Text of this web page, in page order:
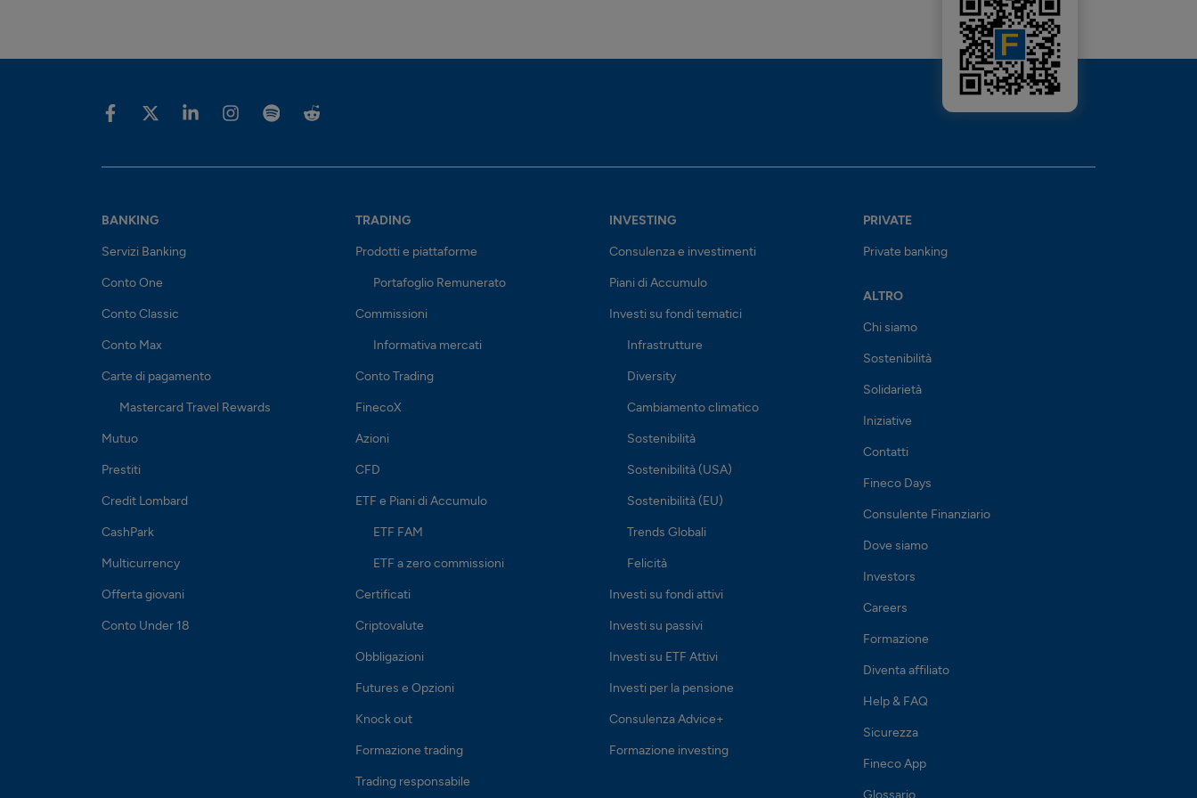
BANKING
Servizi Banking
Conto One
Conto Classic
Conto Max
Carte di pagamento
Mastercard Travel Rewards
Mutuo
Prestiti
Credit Lombard
CashPark
Multicurrency
Offerta giovani
Conto Under 18
TRADING
Prodotti e piattaforme
Portafoglio Remunerato
Commissioni
Informativa mercati
Conto Trading
FinecoX
Azioni
CFD
ETF e Piani di Accumulo
ETF FAM
ETF a zero commissioni
Certificati
Criptovalute
Obbligazioni
Futures e Opzioni
Knock out
Formazione trading
Trading responsabile
INVESTING
Consulenza e investimenti
Piani di Accumulo
Investi su fondi tematici
Infrastrutture
Diversity
Cambiamento climatico
Sostenibilità
Sostenibilità (USA)
Sostenibilità (EU)
Trends Globali
Felicità
Investi su fondi attivi
Investi su passivi
Investi su ETF Attivi
Investi per la pensione
Consulenza Advice+
Formazione investing
PRIVATE
Private banking
ALTRO
Chi siamo
Sostenibilità
Solidarietà
Iniziative
Contatti
Fineco Days
Consulente Finanziario
Dove siamo
Investors
Careers
Formazione
Diventa affiliato
Help & FAQ
Sicurezza
Fineco App
Glossario